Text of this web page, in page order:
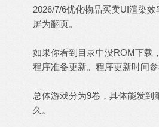
2026/7/6优化物品买卖UI渲染
屏为翻页。
如果你看到目录中没ROM下载
程序准备更新。程序更新时间参
总体游戏分为9卷，具体能发到
久。